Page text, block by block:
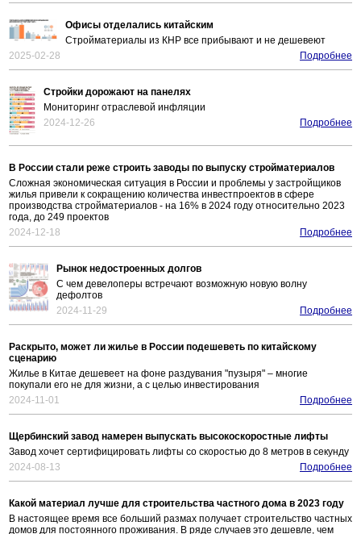
Офисы отделались китайским
Стройматериалы из КНР все прибывают и не дешевеют
2025-02-28
Подробнее
Стройки дорожают на панелях
Мониторинг отраслевой инфляции
2024-12-26
Подробнее
В России стали реже строить заводы по выпуску стройматериалов
Сложная экономическая ситуация в России и проблемы у застройщиков
жилья привели к сокращению количества инвестпроектов в сфере
производства стройматериалов - на 16% в 2024 году относительно 2023
года, до 249 проектов
2024-12-18
Подробнее
Рынок недостроенных долгов
С чем девелоперы встречают возможную новую волну
дефолтов
2024-11-29
Подробнее
Раскрыто, может ли жилье в России подешеветь по китайскому
сценарию
Жилье в Китае дешевеет на фоне раздувания "пузыря" – многие
покупали его не для жизни, а с целью инвестирования
2024-11-01
Подробнее
Щербинский завод намерен выпускать высокоскоростные лифты
Завод хочет сертифицировать лифты со скоростью до 8 метров в секунду
2024-08-13
Подробнее
Какой материал лучше для строительства частного дома в 2023 году
В настоящее время все больший размах получает строительство частных
домов для постоянного проживания. В ряде случаев это дешевле, чем